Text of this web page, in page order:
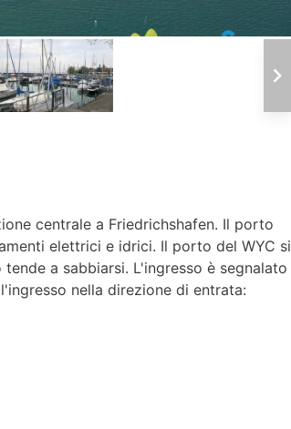
centrale a Friedrichshafen. Il porto
elettrici e idrici. Il porto del WYC si
a sabbiarsi. L'ingresso è segnalato
nella direzione di entrata: